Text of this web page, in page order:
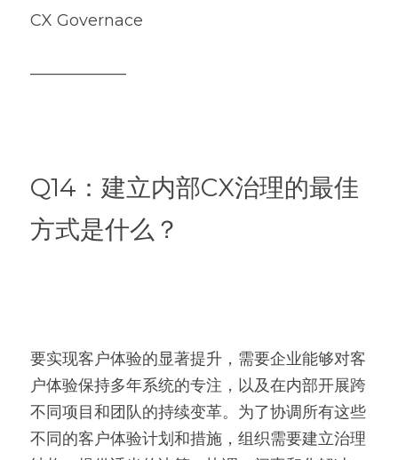
CX Governace
——————
Q14：建立内部CX治理的最佳
方式是什么？
要实现客户体验的显著提升，需要企业能够对客
户体验保持多年系统的专注，以及在内部开展跨
不同项目和团队的持续变革。为了协调所有这些
不同的客户体验计划和措施，组织需要建立治理